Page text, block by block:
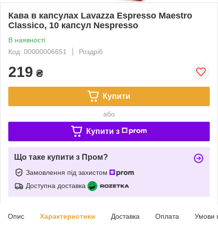
Кава в капсулах Lavazza Espresso Maestro
Classico, 10 капсул Nespresso
В наявності
Код: 00000006651
Роздріб
219 ₴
Купити
або
Купити з
Що таке купити з Пром?
Замовлення під захистом
Доступна доставка
Опис Характеристики Доставка Оплата Умови